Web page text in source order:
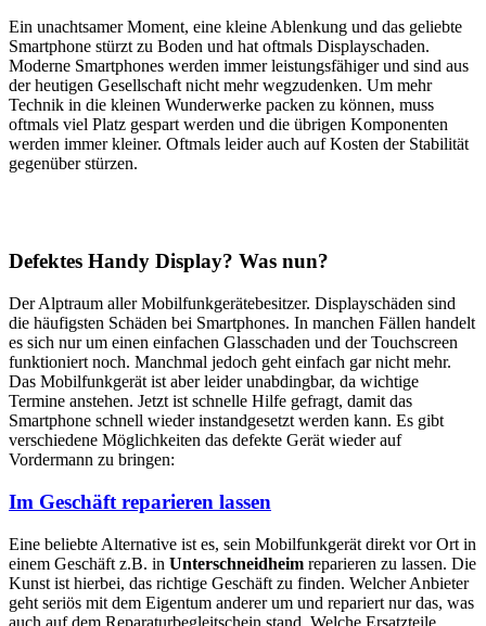
Ein unachtsamer Moment, eine kleine Ablenkung und das geliebte
Smartphone stürzt zu Boden und hat oftmals Displayschaden.
Moderne Smartphones werden immer leistungsfähiger und sind aus
der heutigen Gesellschaft nicht mehr wegzudenken. Um mehr
Technik in die kleinen Wunderwerke packen zu können, muss
oftmals viel Platz gespart werden und die übrigen Komponenten
werden immer kleiner. Oftmals leider auch auf Kosten der Stabilität
gegenüber stürzen.
Defektes Handy Display? Was nun?
Der Alptraum aller Mobilfunkgerätebesitzer. Displayschäden sind
die häufigsten Schäden bei Smartphones. In manchen Fällen handelt
es sich nur um einen einfachen Glasschaden und der Touchscreen
funktioniert noch. Manchmal jedoch geht einfach gar nicht mehr.
Das Mobilfunkgerät ist aber leider unabdingbar, da wichtige
Termine anstehen. Jetzt ist schnelle Hilfe gefragt, damit das
Smartphone schnell wieder instandgesetzt werden kann. Es gibt
verschiedene Möglichkeiten das defekte Gerät wieder auf
Vordermann zu bringen:
Im Geschäft reparieren lassen
Eine beliebte Alternative ist es, sein Mobilfunkgerät direkt vor Ort in
einem Geschäft z.B. in Unterschneidheim reparieren zu lassen. Die
Kunst ist hierbei, das richtige Geschäft zu finden. Welcher Anbieter
geht seriös mit dem Eigentum anderer um und repariert nur das, was
auch auf dem Reparaturbegleitschein stand. Welche Ersatzteile